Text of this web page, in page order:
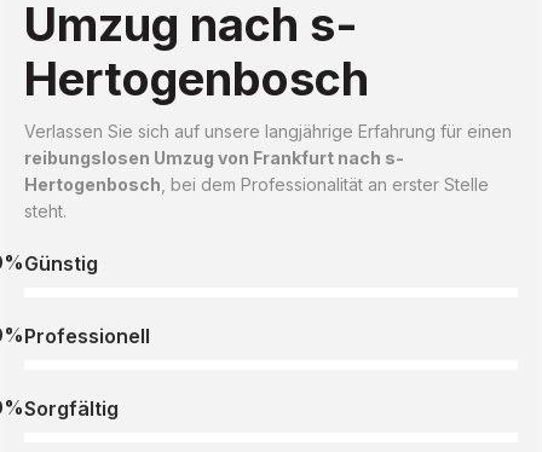
Umzug nach s-
Hertogenbosch
Verlassen Sie sich auf unsere langjährige Erfahrung für einen
reibungslosen Umzug von Frankfurt nach s-
Hertogenbosch , bei dem Professionalität an erster Stelle
steht.
Günstig
Professionell
Sorgfältig